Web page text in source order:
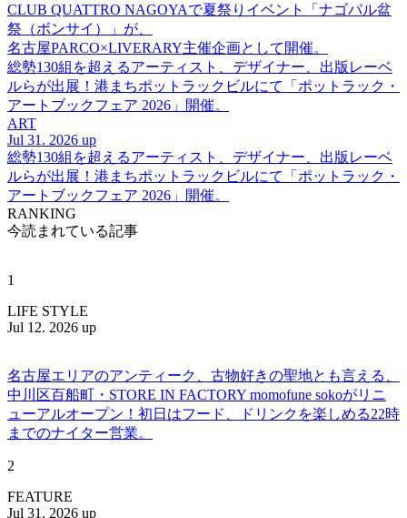
CLUB QUATTRO NAGOYAで夏祭りイベント「ナゴパル盆
祭（ボンサイ）」が、
名古屋PARCO×LIVERARY主催企画として開催。
総勢130組を超えるアーティスト、デザイナー、出版レーベ
ルらが出展！港まちポットラックビルにて「ポットラック・
アートブックフェア 2026」開催。
ART
Jul 31. 2026 up
総勢130組を超えるアーティスト、デザイナー、出版レーベ
ルらが出展！港まちポットラックビルにて「ポットラック・
アートブックフェア 2026」開催。
RANKING
今読まれている記事
1
LIFE STYLE
Jul 12. 2026 up
名古屋エリアのアンティーク、古物好きの聖地とも言える、
中川区百船町・STORE IN FACTORY momofune sokoがリニ
ューアルオープン！初日はフード、ドリンクを楽しめる22時
までのナイター営業。
2
FEATURE
Jul 31. 2026 up